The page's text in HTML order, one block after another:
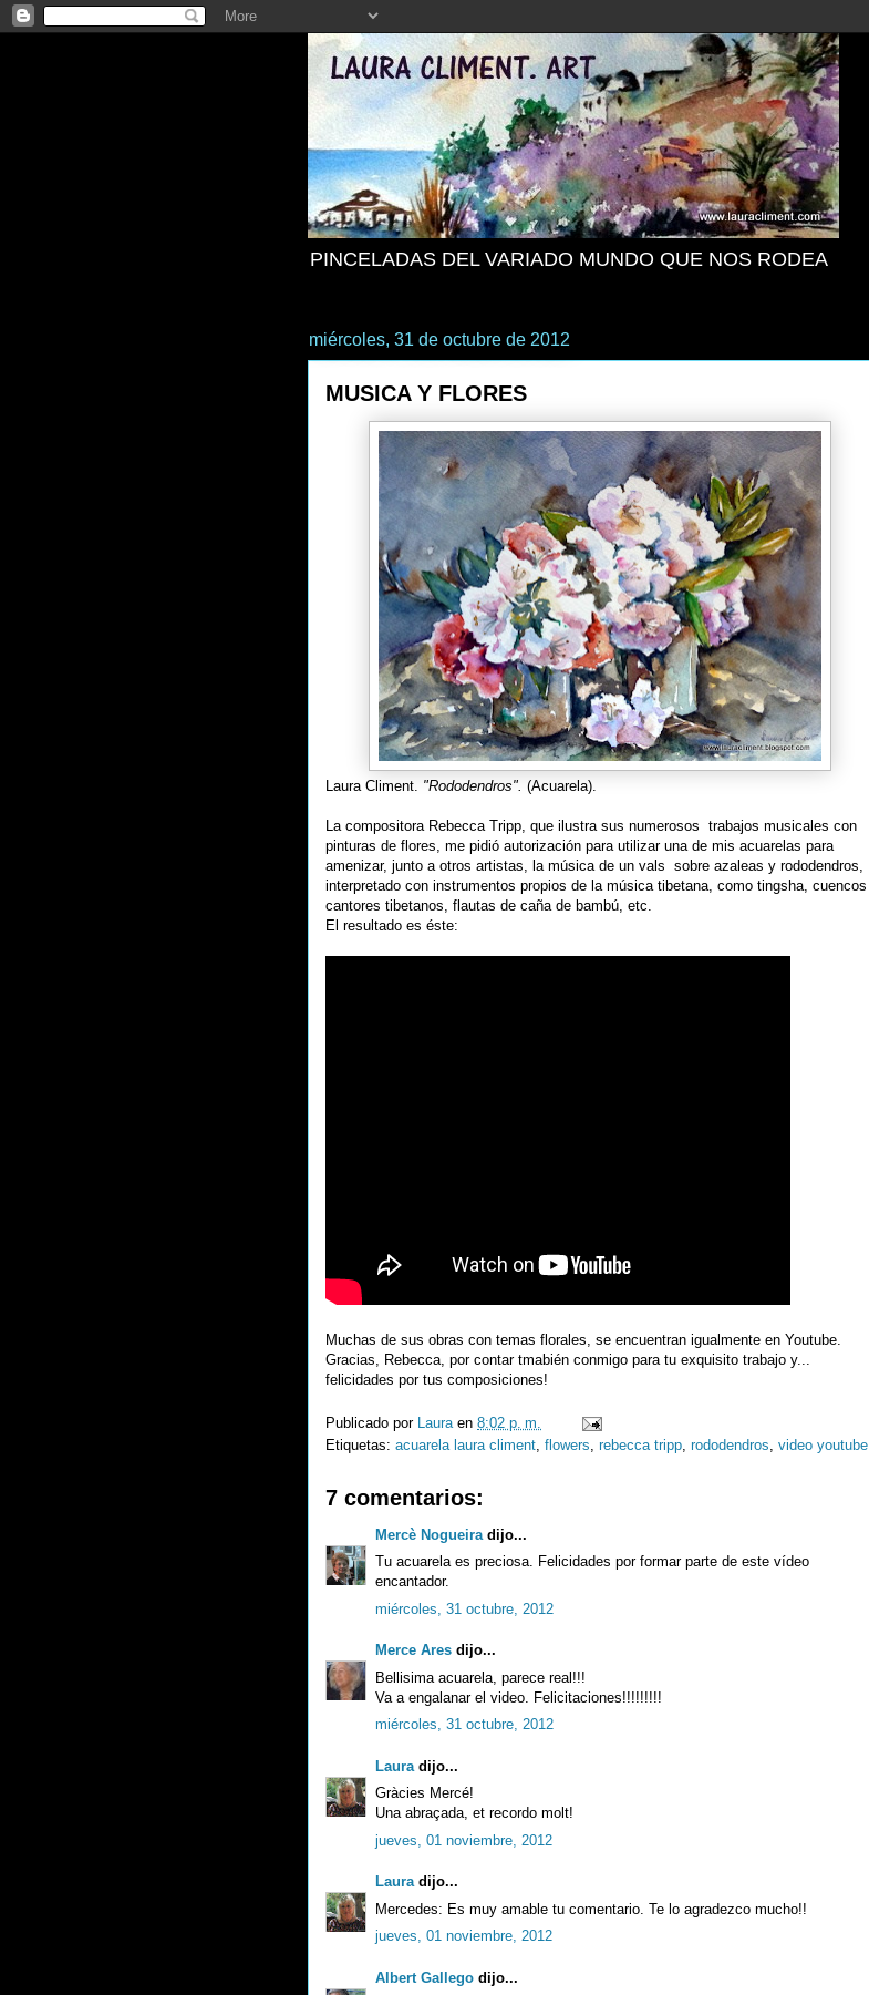
PINCELADAS DEL VARIADO MUNDO QUE NOS RODEA
miércoles, 31 de octubre de 2012
MUSICA Y FLORES
Laura Climent. "Rododendros". (Acuarela).
La compositora Rebecca Tripp, que ilustra sus numerosos trabajos musicales con
pinturas de flores, me pidió autorización para utilizar una de mis acuarelas para
amenizar, junto a otros artistas, la música de un vals sobre azaleas y rododendros,
interpretado con instrumentos propios de la música tibetana, como tingsha, cuencos
cantores tibetanos, flautas de caña de bambú, etc.
El resultado es éste:
Muchas de sus obras con temas florales, se encuentran igualmente en Youtube.
Gracias, Rebecca, por contar tmabién conmigo para tu exquisito trabajo y...
felicidades por tus composiciones!
Publicado por Laura en 8:02 p. m.
Etiquetas: acuarela laura climent flowers rebecca tripp rododendros video youtube
7 comentarios:
Mercè Nogueira dijo...
Tu acuarela es preciosa. Felicidades por formar parte de este vídeo
encantador.
miércoles, 31 octubre, 2012
Merce Ares dijo...
Bellisima acuarela, parece real!!!
Va a engalanar el video. Felicitaciones!!!!!!!!!
miércoles, 31 octubre, 2012
Laura dijo...
Gràcies Mercé!
Una abraçada, et recordo molt!
jueves, 01 noviembre, 2012
Lauradijo...
Mercedes: Es muy amable tu comentario. Te lo agradezco mucho!!
jueves, 01 noviembre, 2012
Albert Gallego dijo...